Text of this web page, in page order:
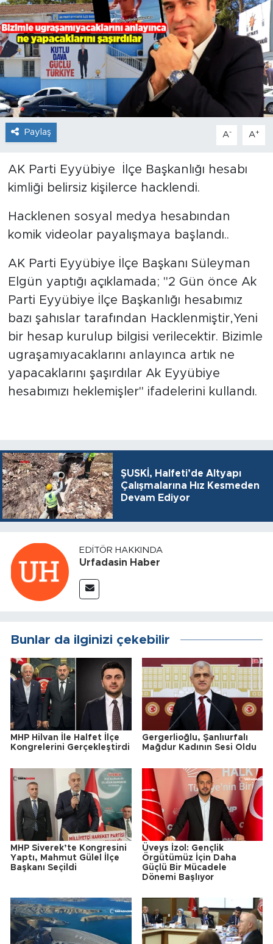
Paylaş A- A+
AK Parti Eyyübiye İlçe Başkanlığı hesabı
kimliği belirsiz kişilerce hacklendi.
Hacklenen sosyal medya hesabından
komik videolar payalışmaya başlandı..
AK Parti Eyyübiye İlçe Başkanı Süleyman
Elgün yaptığı açıklamada; "2 Gün önce Ak
Parti Eyyübiye İlçe Başkanlığı hesabımız
bazı şahıslar tarafından Hacklenmiştir,Yeni
bir hesap kurulup bilgisi verilecektir. Bizimle
ugraşamıyacaklarını anlayınca artık ne
yapacaklarını şaşırdılar Ak Eyyübiye
hesabımızı heklemişler" ifadelerini kullandı.
ŞUSKİ, Halfeti’de Altyapı
Çalışmalarına Hız Kesmeden
Devam Ediyor
EDITÖR HAKKINDA
Urfadasin Haber
Bunlar da ilginizi çekebilir
MHP Hilvan İle Halfet İlçe
Kongrelerini Gerçekleştirdi
Gergerlioğlu, Şanlıurfalı
Mağdur Kadının Sesi Oldu
MHP Siverek’te Kongresini
Yaptı, Mahmut Gülel İlçe
Başkanı Seçildi
Üveys İzol: Gençlik
Örgütümüz İçin Daha
Güçlü Bir Mücadele
Dönemi Başlıyor